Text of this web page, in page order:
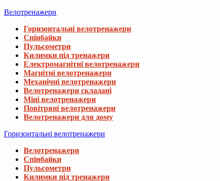
Велотренажери
Горизонтальні велотренажери
Спінбайки
Пульсометри
Килимки під тренажери
Електромагнітні велотренажери
Магнітні велотренажери
Механічні велотренажери
Велотренажери складані
Міні велотренажери
Повітряні велотренажери
Велотренажери для дому
Горизонтальні велотренажери
Велотренажери
Спінбайки
Пульсометри
Килимки під тренажери